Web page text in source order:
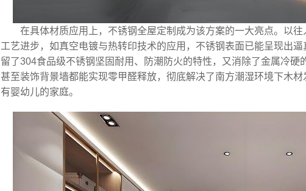
在具体材质应用上，不锈钢全屋定制成为该方案的一大亮点。以
工艺进步，如真空电镀与热转印技术的应用，不锈钢表面已能呈现出
留了304食品级不锈钢坚固耐用、防潮防火的特性，又消除了金属冷
甚至装饰背景墙都能实现零甲醛释放，彻底解决了南方潮湿环境下木
有婴幼儿的家庭。